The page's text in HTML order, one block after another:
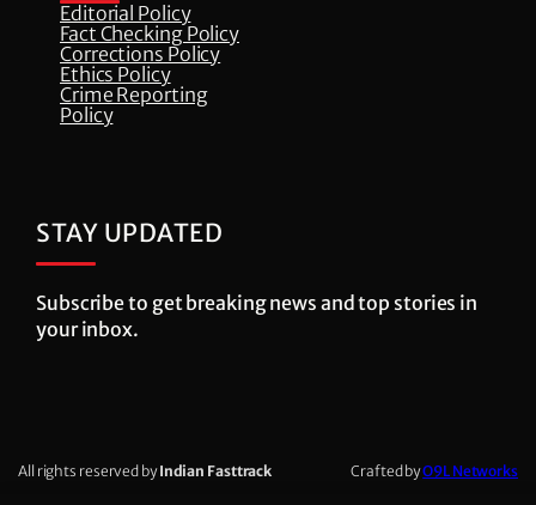
Editorial Policy
Fact Checking Policy
Corrections Policy
⁠Ethics Policy
Crime Reporting
Policy
STAY UPDATED
Subscribe to get breaking news and top stories in
your inbox.
All rights reserved by Indian Fasttrack Crafted byO9L Networks